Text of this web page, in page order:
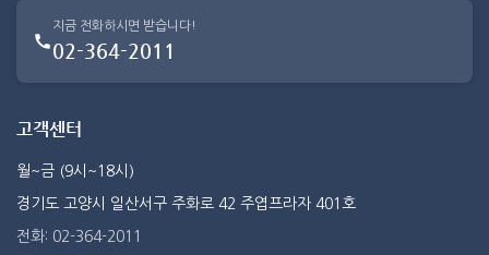
지금 전화하시면 받습니다!
02-364-2011
고객센터
월~금 (9시~18시)
경기도 고양시 일산서구 주화로 42 주엽프라자 401호
전화: 02-364-2011